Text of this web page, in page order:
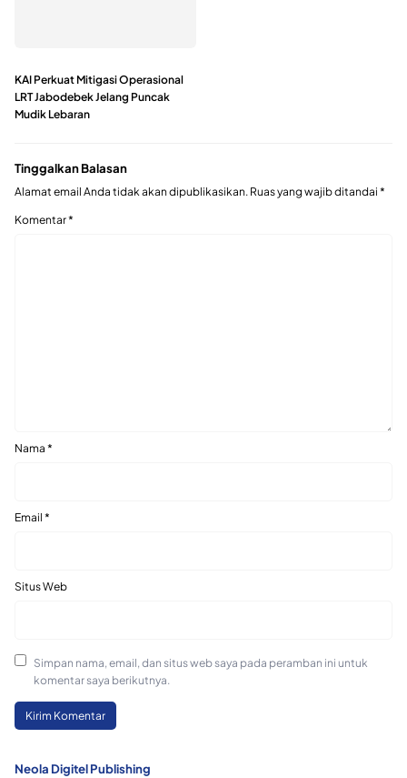
KAI Perkuat Mitigasi Operasional
LRT Jabodebek Jelang Puncak
Mudik Lebaran
Tinggalkan Balasan
Alamat email Anda tidak akan dipublikasikan. Ruas yang wajib ditandai *
Komentar*
Nama *
Email *
Situs Web
Simpan nama, email, dan situs web saya pada peramban ini untuk
komentar saya berikutnya.
Neola Digitel Publishing